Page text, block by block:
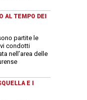
AL TEMPO DEI
partite le
condotti
nell’area delle
E I